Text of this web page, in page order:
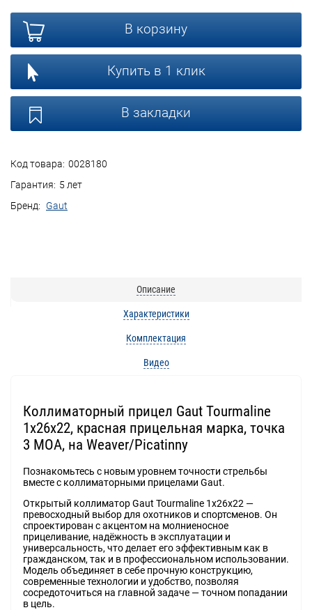
Код товара: 0028180
Гарантия: 5 лет
Бренд:
Gaut
В корзину
Купить в 1 клик
В закладки
Описание
Характеристики
Комплектация
Видео
Коллиматорный прицел Gaut Tourmaline
1x26x22, красная прицельная марка, точка
3 МOA, на Weaver/Picatinny
Познакомьтесь с новым уровнем точности стрельбы
вместе с коллиматорными прицелами Gaut.
Открытый коллиматор Gaut Tourmaline 1x26x22 —
превосходный выбор для охотников и спортсменов. Он
спроектирован с акцентом на молниеносное
прицеливание, надёжность в эксплуатации и
универсальность, что делает его эффективным как в
гражданском, так и в профессиональном использовании.
Модель объединяет в себе прочную конструкцию,
современные технологии и удобство, позволяя
сосредоточиться на главной задаче — точном попадании
в цель.